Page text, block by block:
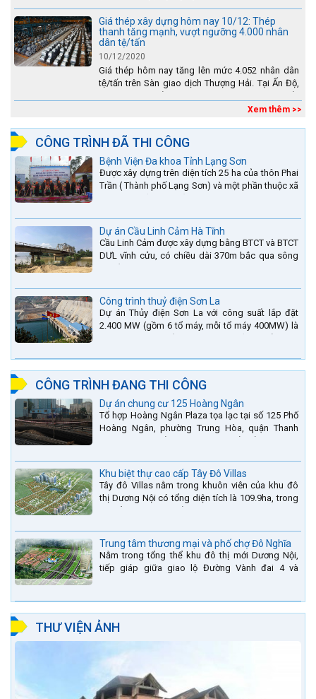
lũ....
Giá thép xây dựng hôm nay 10/12: Thép
thanh tăng mạnh, vượt ngưỡng 4.000 nhân
dân tệ/tấn
10/12/2020
Giá thép hôm nay tăng lên mức 4.052 nhân dân
tệ/tấn trên Sàn giao dịch Thượng Hải. Tại Ấn Độ,
Xem thêm >>
CÔNG TRÌNH ĐÃ THI CÔNG
Bệnh Viện Đa khoa Tỉnh Lạng Sơn
Được xây dựng trên diện tích 25 ha của thôn Phai
Trần ( Thành phố Lạng Sơn) và một phần thuộc xã
Dự án Cầu Linh Cảm Hà Tĩnh
Cầu Linh Cảm được xây dựng bằng BTCT và BTCT
DƯL vĩnh cửu, có chiều dài 370m bắc qua sông
Công trình thuỷ điện Sơn La
Dự án Thủy điện Sơn La với công suất lắp đặt
2.400 MW (gồm 6 tổ máy, mỗi tổ máy 400MW) là
CÔNG TRÌNH ĐANG THI CÔNG
Dự án chung cư 125 Hoàng Ngân
Tổ hợp Hoàng Ngân Plaza tọa lạc tại số 125 Phố
Hoàng Ngân, phường Trung Hòa, quận Thanh
Khu biệt thự cao cấp Tây Đô Villas
Tây đô Villas nằm trong khuôn viên của khu đô
thị Dương Nội có tổng diện tích là 109.9ha, trong
Trung tâm thương mại và phố chợ Đô Nghĩa
Nằm trong tổng thể khu đô thị mới Dương Nội,
tiếp giáp giữa giao lộ Đường Vành đai 4 và
THƯ VIỆN ẢNH